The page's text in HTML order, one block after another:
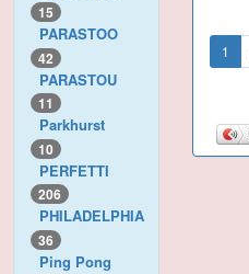
15
PARASTOO
42
PARASTOU
11
Parkhurst
10
PERFETTI
206
PHILADELPHIA
36
Ping Pong
1